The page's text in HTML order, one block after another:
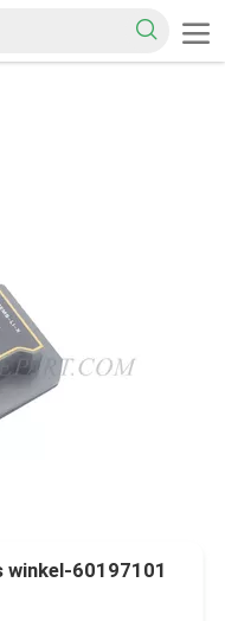
winkel-60197101